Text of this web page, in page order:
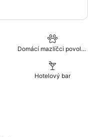
Domácí mazlíčci povoleni
Hotelový bar